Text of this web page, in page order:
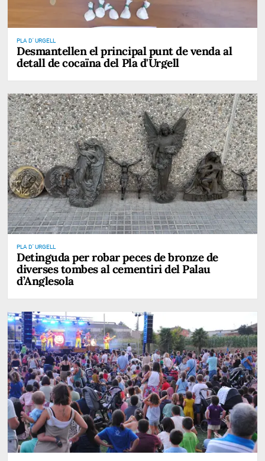
PLA D' URGELL
Desmantellen el principal punt de venda al
detall de cocaïna del Pla d'Urgell
PLA D' URGELL
Detinguda per robar peces de bronze de
diverses tombes al cementiri del Palau
d’Anglesola